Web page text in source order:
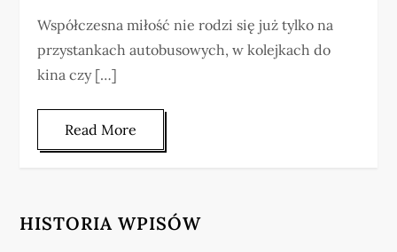
Współczesna miłość nie rodzi się już tylko na
przystankach autobusowych, w kolejkach do
kina czy […]
Read More
HISTORIA WPISÓW